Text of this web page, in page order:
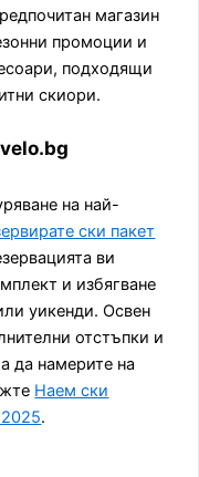
магазин
промоции и
подходящи
скиори.
на най-
ски пакет
ви
и избягване
уикенди. Освен
отстъпки и
да намерите на
Наем ски
.